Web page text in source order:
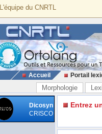
L'équipe du CNRTL
Accueil Portail
Morphologie
Dicosyn
CRISCO
Entrez